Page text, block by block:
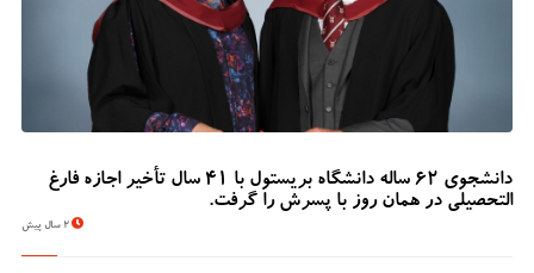
دانشجوی 62 ساله دانشگاه بریستول با 41 سال تأخیر اجازه فارغ
التحصیلی در همان روز با پسرش را گرفت.
2 سال پیش